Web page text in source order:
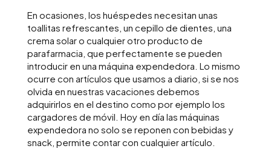
En ocasiones, los huéspedes necesitan unas
toallitas refrescantes, un cepillo de dientes, una
crema solar o cualquier otro producto de
parafarmacia, que perfectamente se pueden
introducir en una máquina expendedora. Lo mismo
ocurre con artículos que usamos a diario, si se nos
olvida en nuestras vacaciones debemos
adquirirlos en el destino como por ejemplo los
cargadores de móvil. Hoy en día las máquinas
expendedora no solo se reponen con bebidas y
snack, permite contar con cualquier artículo.